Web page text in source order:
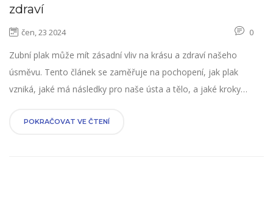
zdraví
čen, 23 2024 0
Zubní plak může mít zásadní vliv na krásu a zdraví našeho
úsměvu. Tento článek se zaměřuje na pochopení, jak plak
vzniká, jaké má následky pro naše ústa a tělo, a jaké kroky
udržení zářivě bílého a zdravého úsměvu.
POKRAČOVAT VE ČTENÍ